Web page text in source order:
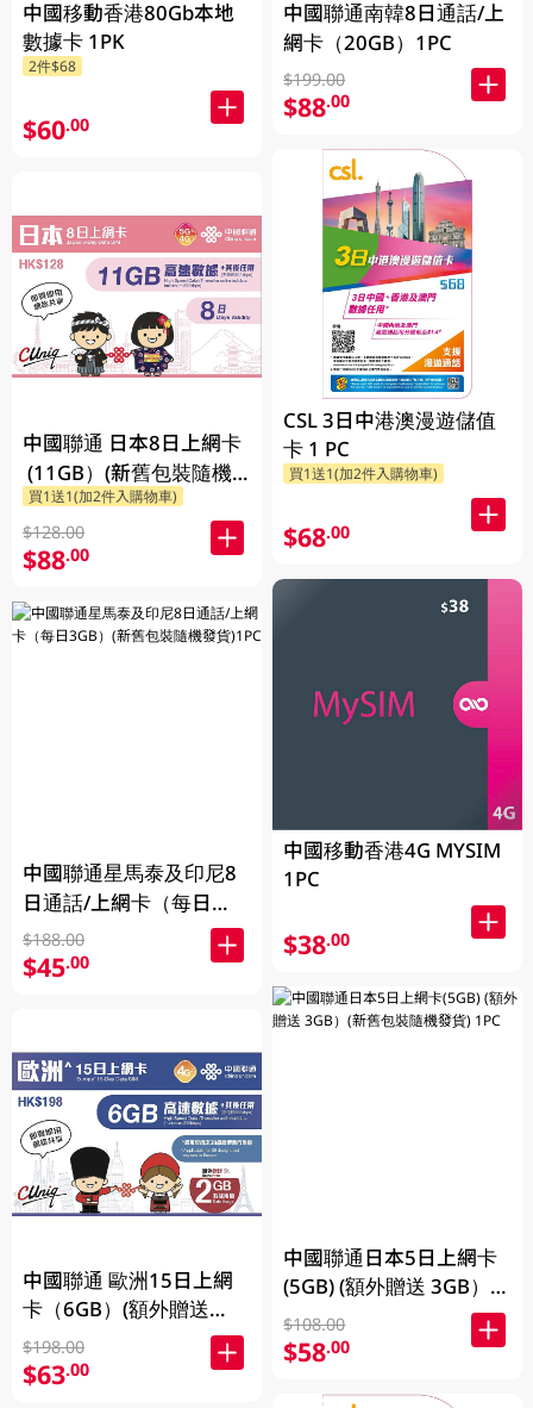
中國移動香港80Gb本地
數據卡 1PK
2件$68
$60.00
中國聯通 日本8日上網卡
(11GB）(新舊包裝隨機
發貨)
買1送1(加2件入購物車)
$128.00
$88.00
中國聯通星馬泰及印尼8
日通話/上網卡（每日
3GB）(新舊包裝隨機發
貨)1PC
$188.00
$45.00
中國聯通 歐洲15日上網
卡（6GB）(額外贈送
2GB）(新舊包裝隨機發
貨)
$198.00
$63.00
中國聯通南韓8日通話/上
網卡（20GB）1PC
$199.00
$88.00
CSL 3日中港澳漫遊儲值
卡 1 PC
買1送1(加2件入購物車)
$68.00
中國移動香港4G MYSIM
1PC
$38.00
中國聯通日本5日上網卡
(5GB) (額外贈送 3GB）
(新舊包裝隨機發貨) 1PC
$108.00
$58.00